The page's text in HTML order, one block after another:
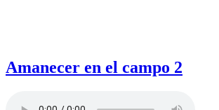
Amanecer en el campo 2